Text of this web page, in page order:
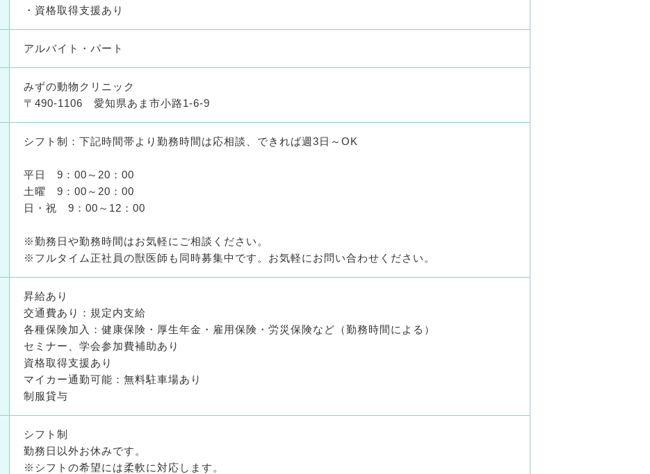
・資格取得支援あり
アルバイト・パート
みずの動物クリニック
〒490-1106 愛知県あま市小路1-6-9
シフト制：下記時間帯より勤務時間は応相談、できれば週3日～OK
平日 9：00～20：00
土曜 9：00～20：00
日・祝 9：00～12：00
※勤務日や勤務時間はお気軽にご相談ください。
※フルタイム正社員の獣医師も同時募集中です。お気軽にお問い合わせください。
昇給あり
交通費あり：規定内支給
各種保険加入：健康保険・厚生年金・雇用保険・労災保険など（勤務時間による）
セミナー、学会参加費補助あり
資格取得支援あり
マイカー通勤可能：無料駐車場あり
制服貸与
シフト制
勤務日以外お休みです。
※シフトの希望には柔軟に対応します。